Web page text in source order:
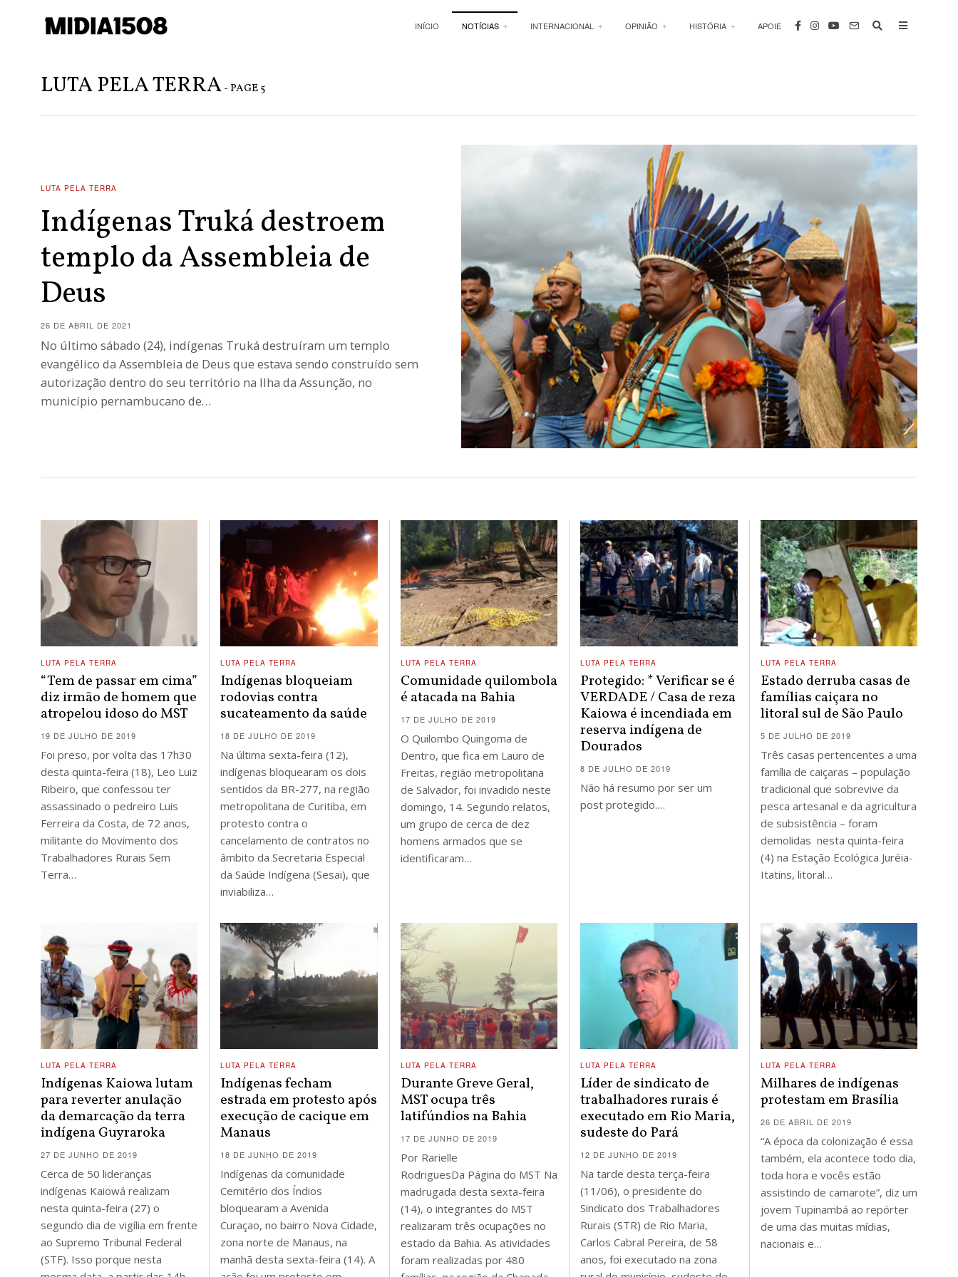
INÍCIO NOTÍCIAS INTERNACIONAL OPINIÃO HISTÓRIA APOIE
LUTA PELA TERRA- PAGE 5
LUTA PELA TERRA
Indígenas Truká destroem
templo da Assembleia de
Deus
26 DE ABRIL DE 2021
No último sábado (24), indígenas Truká destruíram um templo
evangélico da Assembleia de Deus que estava sendo construído sem
autorização dentro do seu território na Ilha da Assunção, no
município pernambucano de…
LUTA PELA TERRA
“Tem de passar em cima”
diz irmão de homem que
atropelou idoso do MST
19 DE JULHO DE 2019
Foi preso, por volta das 17h30
desta quinta-feira (18), Leo Luiz
Ribeiro, que confessou ter
assassinado o pedreiro Luis
Ferreira da Costa, de 72 anos,
militante do Movimento dos
Trabalhadores Rurais Sem
Terra…
LUTA PELA TERRA
Indígenas bloqueiam
rodovias contra
sucateamento da saúde
18 DE JULHO DE 2019
Na última sexta-feira (12),
indígenas bloquearam os dois
sentidos da BR-277, na região
metropolitana de Curitiba, em
protesto contra o
cancelamento de contratos no
âmbito da Secretaria Especial
da Saúde Indígena (Sesai), que
inviabiliza…
LUTA PELA TERRA
Comunidade quilombola
é atacada na Bahia
17 DE JULHO DE 2019
O Quilombo Quingoma de
Dentro, que fica em Lauro de
Freitas, região metropolitana
de Salvador, foi invadido neste
domingo, 14. Segundo relatos,
um grupo de cerca de dez
homens armados que se
identificaram…
LUTA PELA TERRA
Protegido: * Verificar se é
VERDADE / Casa de reza
Kaiowa é incendiada em
reserva indígena de
Dourados
8 DE JULHO DE 2019
Não há resumo por ser um
post protegido.…
LUTA PELA TERRA
Estado derruba casas de
famílias caiçara no
litoral sul de São Paulo
5 DE JULHO DE 2019
Três casas pertencentes a uma
família de caiçaras – população
tradicional que sobrevive da
pesca artesanal e da agricultura
de subsistência – foram
demolidas nesta quinta-feira
(4) na Estação Ecológica Juréia-
Itatins, litoral…
LUTA PELA TERRA
Indígenas Kaiowa lutam
para reverter anulação
da demarcação da terra
indígena Guyraroka
27 DE JUNHO DE 2019
Cerca de 50 lideranças
indígenas Kaiowá realizam
nesta quinta-feira (27) o
segundo dia de vigília em frente
ao Supremo Tribunal Federal
(STF). Isso porque nesta
LUTA PELA TERRA
Indígenas fecham
estrada em protesto após
execução de cacique em
Manaus
18 DE JUNHO DE 2019
Indígenas da comunidade
Cemitério dos Índios
bloquearam a Avenida
Curaçao, no bairro Nova Cidade,
zona norte de Manaus, na
manhã desta sexta-feira (14). A
LUTA PELA TERRA
Durante Greve Geral,
MST ocupa três
latifúndios na Bahia
17 DE JUNHO DE 2019
Por Rarielle
RodriguesDa Página do MST Na
madrugada desta sexta-feira
(14), o integrantes do MST
realizaram três ocupações no
estado da Bahia. As atividades
foram realizadas por 480
LUTA PELA TERRA
Líder de sindicato de
trabalhadores rurais é
executado em Rio Maria,
sudeste do Pará
12 DE JUNHO DE 2019
Na tarde desta terça-feira
(11/06), o presidente do
Sindicato dos Trabalhadores
Rurais (STR) de Rio Maria,
Carlos Cabral Pereira, de 58
anos, foi executado na zona
LUTA PELA TERRA
Milhares de indígenas
protestam em Brasília
26 DE ABRIL DE 2019
“A época da colonização é essa
também, ela acontece todo dia,
toda hora e vocês estão
assistindo de camarote”, diz um
jovem Tupinambá ao repórter
de uma das muitas mídias,
nacionais e…